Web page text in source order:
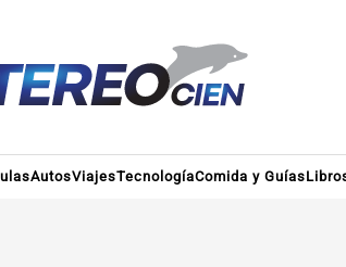
AutosViajesTecnologíaComida y Guías